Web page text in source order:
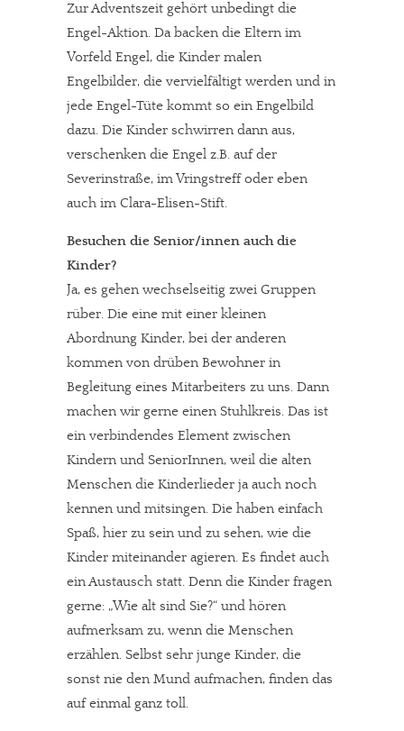
Zur Adventszeit gehört unbedingt die
Engel-Aktion. Da backen die Eltern im
Vorfeld Engel, die Kinder malen
Engelbilder, die vervielfältigt werden und in
jede Engel-Tüte kommt so ein Engelbild
dazu. Die Kinder schwirren dann aus,
verschenken die Engel z.B. auf der
Severinstraße, im Vringstreff oder eben
auch im Clara-Elisen-Stift.
Besuchen die Senior/innen auch die
Kinder?
Ja, es gehen wechselseitig zwei Gruppen
rüber. Die eine mit einer kleinen
Abordnung Kinder, bei der anderen
kommen von drüben Bewohner in
Begleitung eines Mitarbeiters zu uns. Dann
machen wir gerne einen Stuhlkreis. Das ist
ein verbindendes Element zwischen
Kindern und SeniorInnen, weil die alten
Menschen die Kinderlieder ja auch noch
kennen und mitsingen. Die haben einfach
Spaß, hier zu sein und zu sehen, wie die
Kinder miteinander agieren. Es findet auch
ein Austausch statt. Denn die Kinder fragen
gerne: „Wie alt sind Sie?“ und hören
aufmerksam zu, wenn die Menschen
erzählen. Selbst sehr junge Kinder, die
sonst nie den Mund aufmachen, finden das
auf einmal ganz toll.